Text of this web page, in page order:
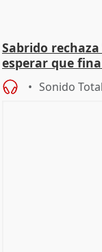
Sabrido
esperar que
Sonido